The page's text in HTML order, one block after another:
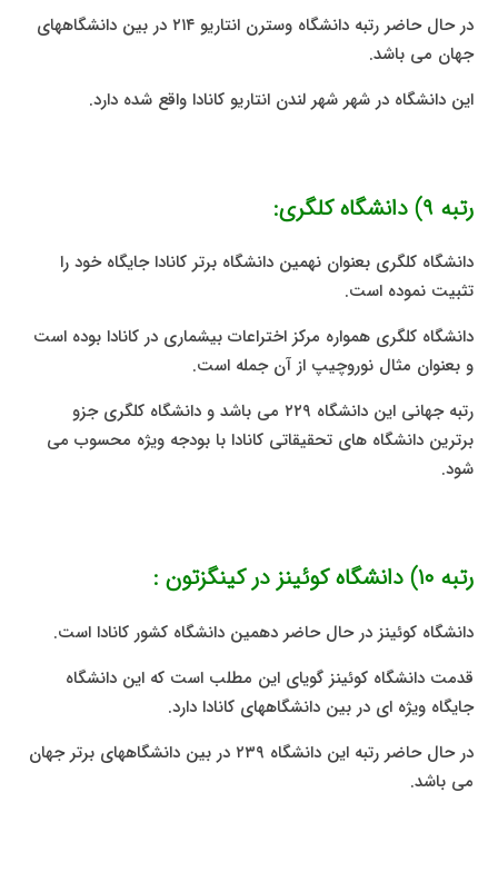
در حال حاضر رتبه دانشگاه وسترن انتاریو ۲۱۴ در بین دانشگاههای
جهان می باشد.
این دانشگاه در شهر شهر لندن انتاریو کانادا واقع شده دارد.
رتبه ۹) دانشگاه کلگری:
دانشگاه کلگری بعنوان نهمین دانشگاه برتر کانادا جایگاه خود را
تثبیت نموده است.
دانشگاه کلگری همواره مرکز اختراعات بیشماری در کانادا بوده است
و بعنوان مثال نوروچیپ از آن جمله است.
رتبه جهانی این دانشگاه ۲۲۹ می باشد و دانشگاه کلگری جزو
برترین دانشگاه های تحقیقاتی کانادا با بودجه ویژه محسوب می
شود.
رتبه ۱۰) دانشگاه کوئینز در کینگزتون :
دانشگاه کوئینز در حال حاضر دهمین دانشگاه کشور کانادا است.
قدمت دانشگاه کوئینز گویای این مطلب است که این دانشگاه
جایگاه ویژه ای در بین دانشگاههای کانادا دارد.
در حال حاضر رتبه این دانشگاه ۲۳۹ در بین دانشگاههای برتر جهان
می باشد.